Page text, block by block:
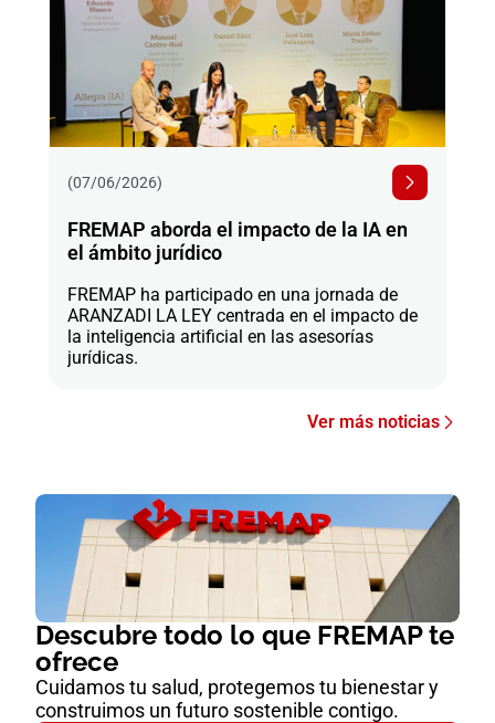
(07/06/2026)
FREMAP aborda el impacto de la IA en
el ámbito jurídico
FREMAP ha participado en una jornada de
ARANZADI LA LEY centrada en el impacto de
la inteligencia artificial en las asesorías
jurídicas.
Ver más noticias
Descubre todo lo que FREMAP te
ofrece
Cuidamos tu salud, protegemos tu bienestar y
construimos un futuro sostenible contigo.